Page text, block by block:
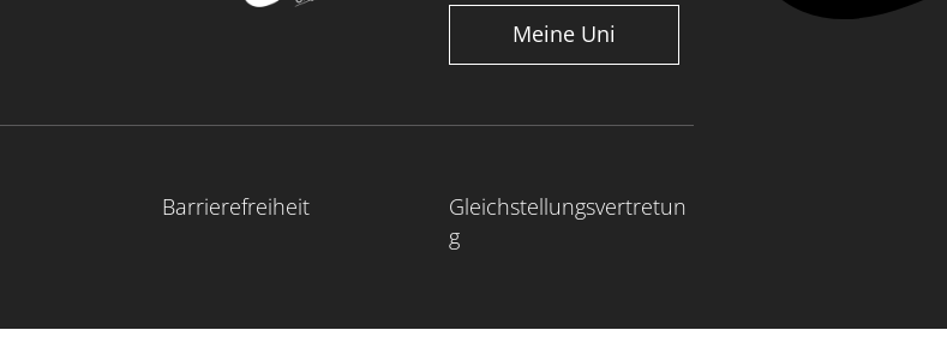
Meine Uni
Barrierefreiheit
Gleichstellungsvertretun
g